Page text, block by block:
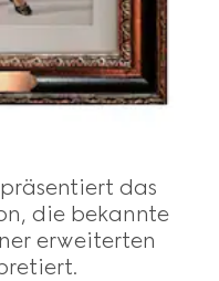
das
die bekannte
erweiterten